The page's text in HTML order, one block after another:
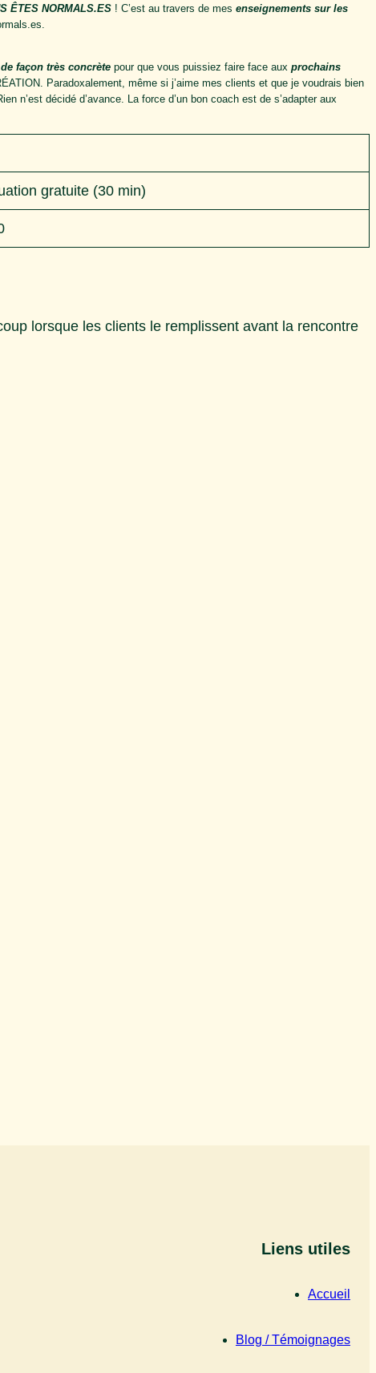
ÊTES NORMALS.ES ! C’est au travers de mes enseignements sur les
façon très concrète pour que vous puissiez faire face aux prochains
Paradoxalement, même si j’aime mes clients et que je voudrais bien
n’est décidé d’avance. La force d’un bon coach est de s’adapter aux
gratuite (30 min)
lorsque les clients le remplissent avant la rencontre
Liens utiles
Accueil
Blog / Témoignages